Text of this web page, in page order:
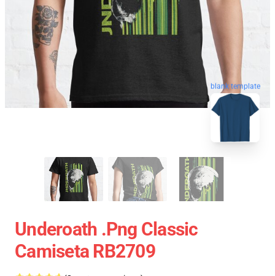
blank template
Underoath .png Classic
Camiseta RB2709